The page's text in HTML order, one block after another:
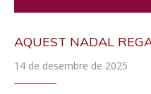
AQUEST NADAL
14 de desembre de 2025